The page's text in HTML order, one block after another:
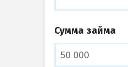
Сумма займа